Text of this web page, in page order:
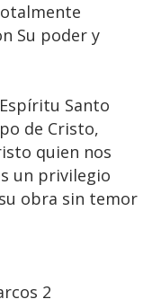
Su poder y
Santo
de Cristo,
quien nos
un privilegio
obra sin temor
2